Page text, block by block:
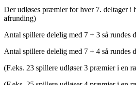
Der udløses præmier for hver 7. deltager i
afrunding)
Antal spillere delelig med 7 + 3 så rundes
Antal spillere delelig med 7 + 4 så rundes
(F.eks. 23 spillere udløser 3 præmier i en